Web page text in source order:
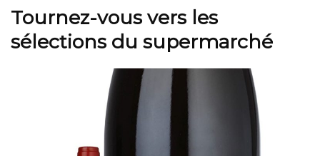
Tournez-vous vers les
sélections du supermarché